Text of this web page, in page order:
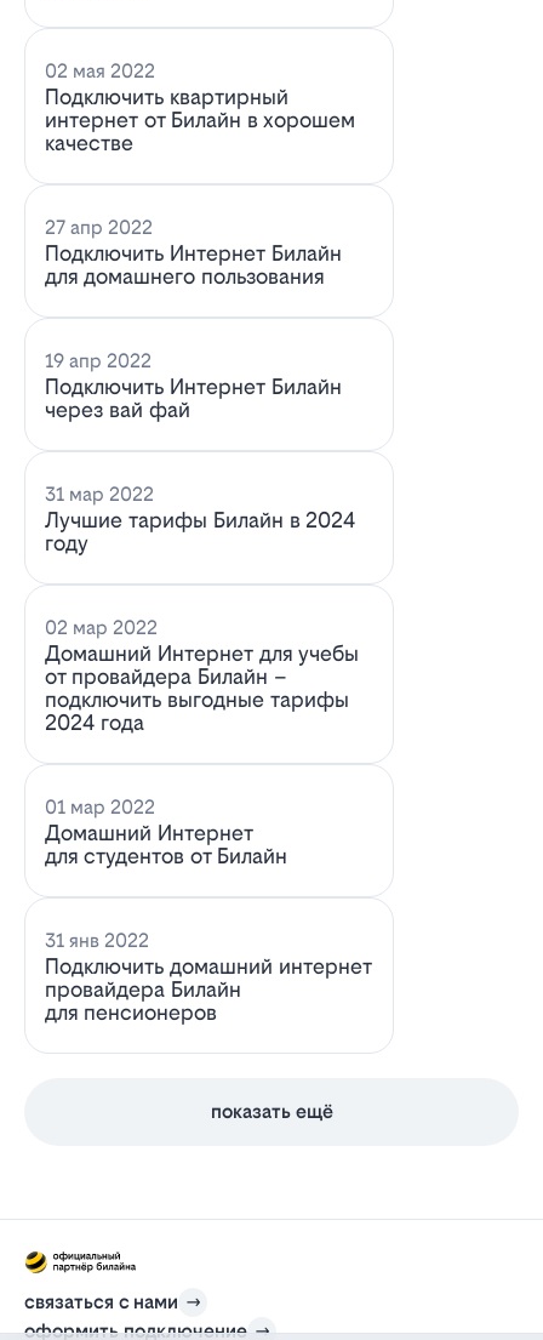
02 мая 2022
Подключить квартирный
интернет от Билайн в хорошем
качестве
27 апр 2022
Подключить Интернет Билайн
для домашнего пользования
19 апр 2022
Подключить Интернет Билайн
через вай фай
31 мар 2022
Лучшие тарифы Билайн в 2024
году
02 мар 2022
Домашний Интернет для учебы
от провайдера Билайн –
подключить выгодные тарифы
2024 года
01 мар 2022
Домашний Интернет
для студентов от Билайн
31 янв 2022
Подключить домашний интернет
провайдера Билайн
для пенсионеров
показать ещё
связаться с нами
оформить подключение